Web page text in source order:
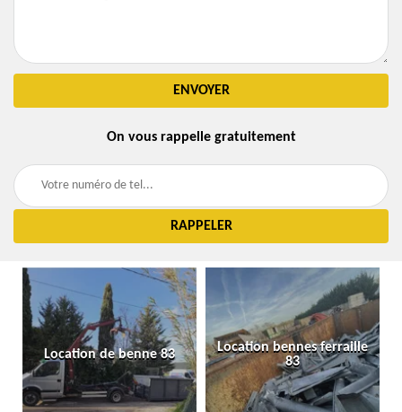
On vous rappelle gratuitement
Location de benne 83
Location bennes ferraille
83